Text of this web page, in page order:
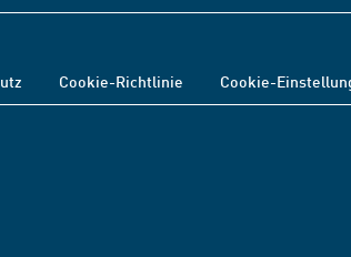
Cookie-Richtlinie Cookie-